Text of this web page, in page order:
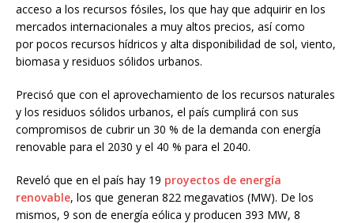
acceso a los recursos fósiles, los que hay que adquirir en los
mercados internacionales a muy altos precios, así como
por pocos recursos hídricos y alta disponibilidad de sol, viento,
biomasa y residuos sólidos urbanos.
Precisó que con el aprovechamiento de los recursos naturales
y los residuos sólidos urbanos, el país cumplirá con sus
compromisos de cubrir un 30 % de la demanda con energía
renovable para el 2030 y el 40 % para el 2040.
Reveló que en el país hay 19 proyectos de energía
renovable, los que generan 822 megavatios (MW). De los
mismos, 9 son de energía eólica y producen 393 MW, 8